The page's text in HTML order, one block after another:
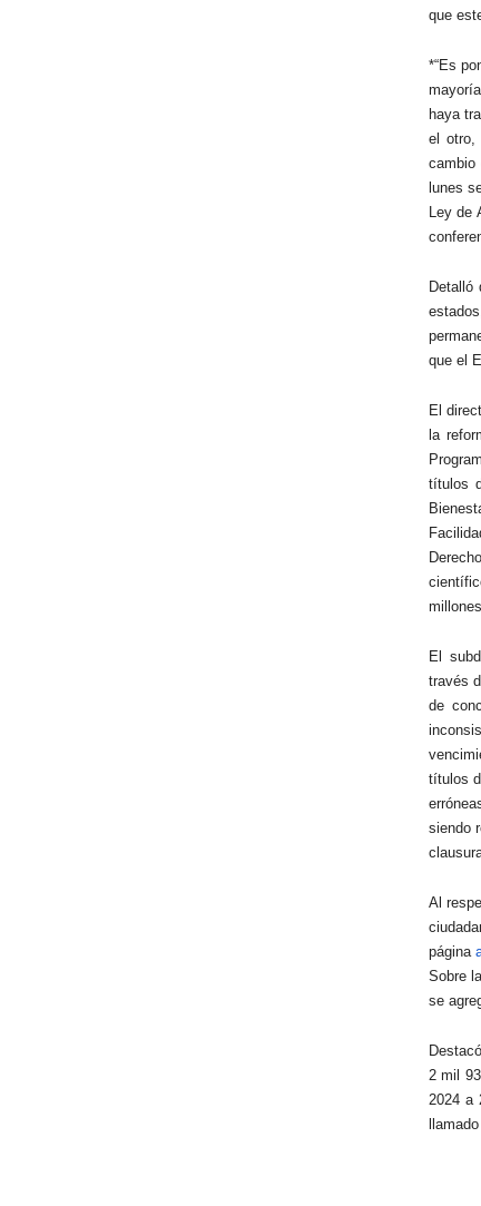
que
*“Es
haya
el otro,
lunes
Ley de
que el
El
la
títulos
El
través
de
títulos
siendo
Al
página
Sobre
se
2 mil
2024 a